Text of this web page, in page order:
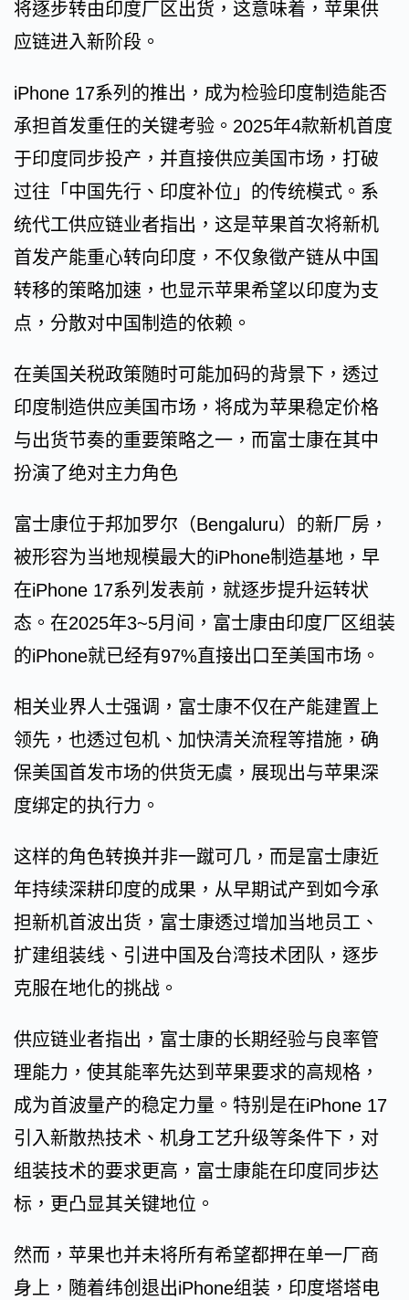
将逐步转由印度厂区出货，这意味着，苹果供
应链进入新阶段。
iPhone 17系列的推出，成为检验印度制造能否
承担首发重任的关键考验。2025年4款新机首度
于印度同步投产，并直接供应美国市场，打破
过往「中国先行、印度补位」的传统模式。系
统代工供应链业者指出，这是苹果首次将新机
首发产能重心转向印度，不仅象徵产链从中国
转移的策略加速，也显示苹果希望以印度为支
点，分散对中国制造的依赖。
在美国关税政策随时可能加码的背景下，透过
印度制造供应美国市场，将成为苹果稳定价格
与出货节奏的重要策略之一，而富士康在其中
扮演了绝对主力角色
富士康位于邦加罗尔（Bengaluru）的新厂房，
被形容为当地规模最大的iPhone制造基地，早
在iPhone 17系列发表前，就逐步提升运转状
态。在2025年3~5月间，富士康由印度厂区组装
的iPhone就已经有97%直接出口至美国市场。
相关业界人士强调，富士康不仅在产能建置上
领先，也透过包机、加快清关流程等措施，确
保美国首发市场的供货无虞，展现出与苹果深
度绑定的执行力。
这样的角色转换并非一蹴可几，而是富士康近
年持续深耕印度的成果，从早期试产到如今承
担新机首波出货，富士康透过增加当地员工、
扩建组装线、引进中国及台湾技术团队，逐步
克服在地化的挑战。
供应链业者指出，富士康的长期经验与良率管
理能力，使其能率先达到苹果要求的高规格，
成为首波量产的稳定力量。特别是在iPhone 17
引入新散热技术、机身工艺升级等条件下，对
组装技术的要求更高，富士康能在印度同步达
标，更凸显其关键地位。
然而，苹果也并未将所有希望都押在单一厂商
身上，随着纬创退出iPhone组装，印度塔塔电